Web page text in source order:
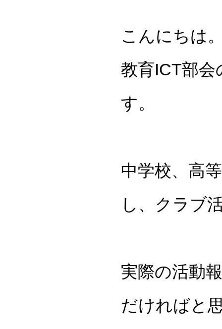
こんにちは
教育ICT部
す。
中学校、高
し、クラブ
実際の活動
だければと